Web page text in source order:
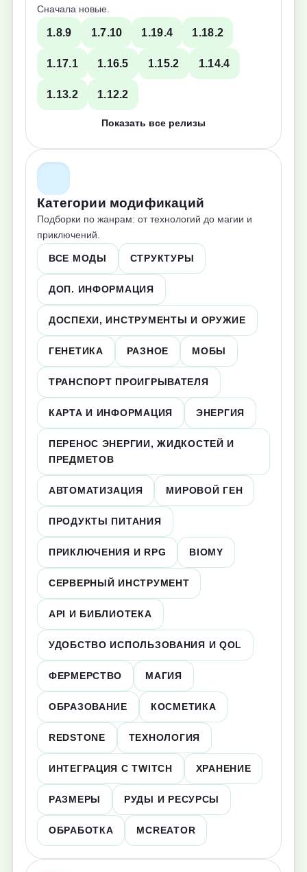
Сначала новые.
1.8.9 1.7.10 1.19.4 1.18.2
1.17.1 1.16.5 1.15.2 1.14.4
1.13.2 1.12.2
Показать все релизы
Категории модификаций
Подборки по жанрам: от технологий до магии и
приключений.
ВСЕ МОДЫ СТРУКТУРЫ
ДОП. ИНФОРМАЦИЯ
ДОСПЕХИ, ИНСТРУМЕНТЫ И ОРУЖИЕ
ГЕНЕТИКА РАЗНОЕ МОБЫ
ТРАНСПОРТ ПРОИГРЫВАТЕЛЯ
КАРТА И ИНФОРМАЦИЯ ЭНЕРГИЯ
ПЕРЕНОС ЭНЕРГИИ, ЖИДКОСТЕЙ И
ПРЕДМЕТОВ
АВТОМАТИЗАЦИЯ МИРОВОЙ ГЕН
ПРОДУКТЫ ПИТАНИЯ
ПРИКЛЮЧЕНИЯ И RPG BIOMY
СЕРВЕРНЫЙ ИНСТРУМЕНТ
API И БИБЛИОТЕКА
УДОБСТВО ИСПОЛЬЗОВАНИЯ И QOL
ФЕРМЕРСТВО МАГИЯ
ОБРАЗОВАНИЕ КОСМЕТИКА
REDSTONE ТЕХНОЛОГИЯ
ИНТЕГРАЦИЯ С TWITCH ХРАНЕНИЕ
РАЗМЕРЫ РУДЫ И РЕСУРСЫ
ОБРАБОТКА MCREATOR